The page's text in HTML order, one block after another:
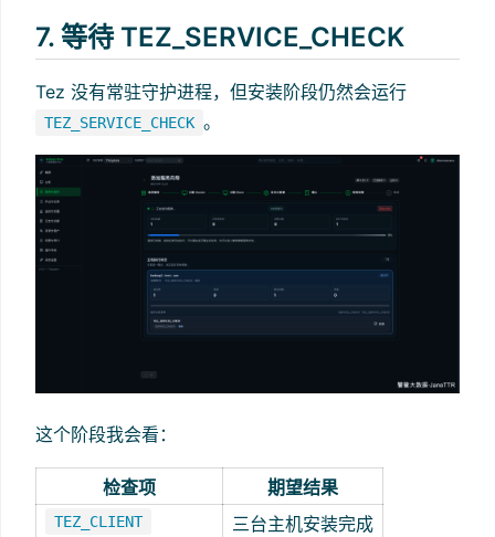
7. 等待 TEZ_SERVICE_CHECK
Tez 没有常驻守护进程，但安装阶段仍然会运行
TEZ_SERVICE_CHECK 。
这个阶段我会看：
检查项 期望结果
TEZ_CLIENT 三台主机安装完成